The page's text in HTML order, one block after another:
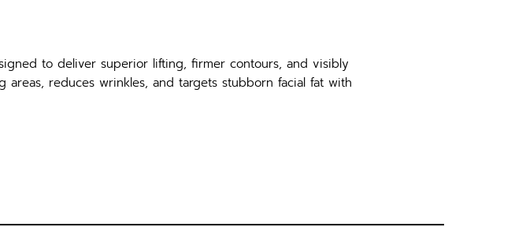
to deliver superior lifting, firmer contours, and visibly
reduces wrinkles, and targets stubborn facial fat with